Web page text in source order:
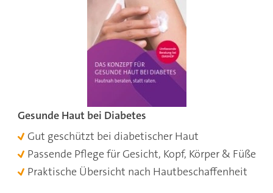
Gesunde Haut bei Diabetes
Gut geschützt bei diabetischer Haut
Passende Pflege für Gesicht, Kopf, Körper & Füße
Praktische Übersicht nach Hautbeschaffenheit